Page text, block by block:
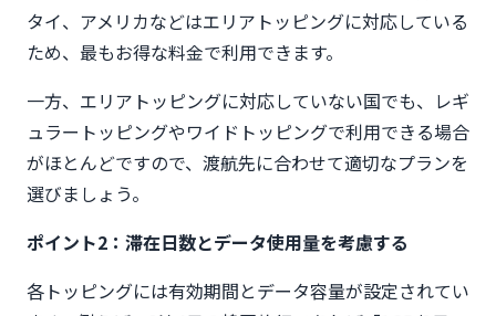
タイ、アメリカなどはエリアトッピングに対応している
ため、最もお得な料金で利用できます。
一方、エリアトッピングに対応していない国でも、レギ
ュラートッピングやワイドトッピングで利用できる場合
がほとんどですので、渡航先に合わせて適切なプランを
選びましょう。
ポイント2：滞在日数とデータ使用量を考慮する
各トッピングには有効期間とデータ容量が設定されてい